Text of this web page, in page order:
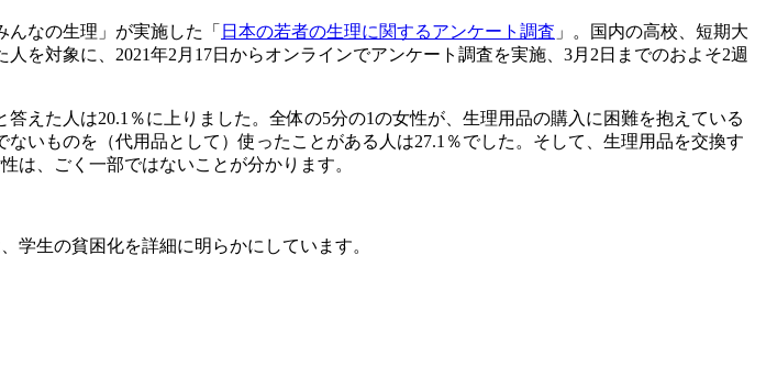
なの生理」が実施した「 日本の若者の生理に関するアンケート調査 」。国内の高校、短期大
を対象に、2021年2月17日からオンラインでアンケート調査を実施、3月2日までのおよそ2週
た人は20.1％に上りました。全体の5分の1の女性が、生理用品の購入に困難を抱えている
いものを（代用品として）使ったことがある人は27.1％でした。そして、生理用品を交換す
は、ごく一部ではないことが分かります。
、学生の貧困化を詳細に明らかにしています。